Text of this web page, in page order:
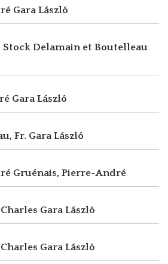
Gara László
Stock Delamain et Boutelleau
Gara László
Fr. Gara László
Gruénais, Pierre-André
Gara László
Gara László